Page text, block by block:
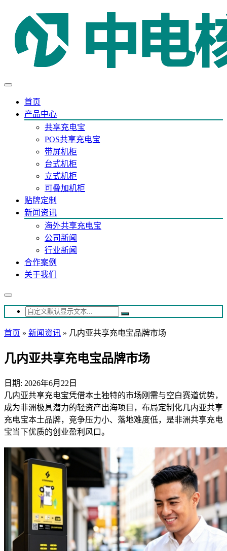
首页
产品中心
共享充电宝
POS共享充电宝
带屏机柜
台式机柜
立式机柜
可叠加机柜
贴牌定制
新闻资讯
海外共享充电宝
公司新闻
行业新闻
合作案例
关于我们
首页 » 新闻资讯 » 几内亚共享充电宝品牌市场
几内亚共享充电宝品牌市场
日期: 2026年6月22日
几内亚共享充电宝凭借本土独特的市场刚需与空白赛道优势，
成为非洲极具潜力的轻资产出海项目，布局定制化几内亚共享
充电宝本土品牌，竞争压力小、落地难度低，是非洲共享充电
宝当下优质的创业盈利风口。